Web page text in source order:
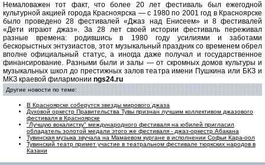
Немаловажен тот факт, что более 20 лет фестиваль был ежегодной
культурной акцией города Красноярска — с 1980 по 2001 год в Красноярске
было проведено 28 фестивалей «Джаз над Енисеем» и 8 фестивалей
«Дети играют джаз». За 28 лет своей истории фестиваль переживал
разные времена: родившись в 1980 году усилиями и заботами
бескорыстных энтузиастов, этот музыкальный праздник со временем обрел
вполне официальный статус, а иногда даже получал и государственное
финансирование. Разными были и залы — от скромных домов культуры и
музыкальных школ до престижных залов театра имени Пушкина или БКЗ и
МКЗ краевой филармонии ngs24.ru
Другие новости по теме:
В Красноярске соберутся звезды мирового джаза
Духовой оркестр Правительства Тувы признан лучшим коллективом джазового
фестиваля в Красноярске
"Лучшую вокалистку" международного фестиваля на юбилей пригласил
обладатель золотой медали этого же фестиваля - джаз-оркестр Абакана
Тувинcкая музыка звучала на Мамаевом кургане в исполнении Софьи Кара-оол
Тувинский театр примет участие в театральном фестивале тюркских народов в
Казани